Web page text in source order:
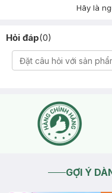
Hãy là
Hỏi đáp(0)
GỢI Ý